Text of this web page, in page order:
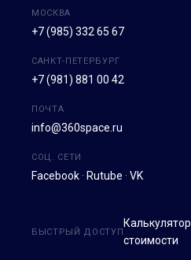
МОСКВА
+7 (985) 332 65 67
САНКТ-ПЕТЕРБУРГ
+7 (981) 881 00 42
ПОЧТА
info@360space.ru
СОЦ. СЕТИ
Facebook · Rutube · VK
БЫСТРЫЙ ДОСТУП
Калькулятор
стоимости